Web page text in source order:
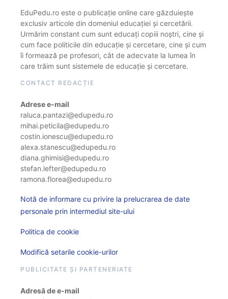
EduPedu.ro este o publicație online care găzduiește
exclusiv articole din domeniul educației și cercetării.
Urmărim constant cum sunt educați copiii noștri, cine și
cum face politicile din educație și cercetare, cine și cum
îi formează pe profesori, cât de adecvate la lumea în
care trăim sunt sistemele de educație și cercetare.
CONTACT REDACȚIE
Adrese e-mail
raluca.pantazi@edupedu.ro
mihai.peticila@edupedu.ro
costin.ionescu@edupedu.ro
alexa.stanescu@edupedu.ro
diana.ghimisi@edupedu.ro
stefan.lefter@edupedu.ro
ramona.florea@edupedu.ro
Notă de informare cu privire la prelucrarea de date
personale prin intermediul site-ului
Politica de cookie
Modifică setarile cookie-urilor
PUBLICITATE ȘI PARTENERIATE
Adresă de e-mail